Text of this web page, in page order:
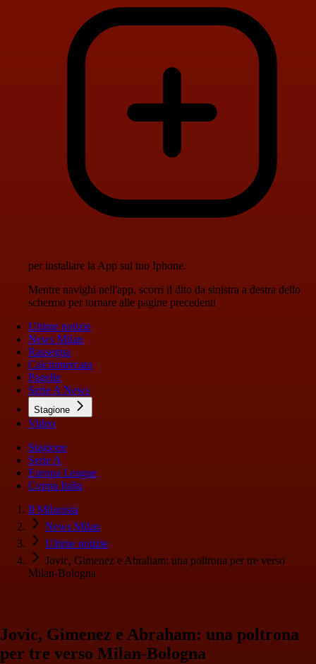
per installare la App sul tuo Iphone.
Mentre navighi nell'app, scorri il dito da sinistra a destra dello
schermo per tornare alle pagine precedenti
Ultime notizie
News Milan
Rassegna
Calciomercato
Pagelle
Serie A News
Stagione
Video
Stagione
Serie A
Europa League
Coppa Italia
Il Milanista
News Milan
Ultime notizie
Jovic, Gimenez e Abraham: una poltrona per tre verso
Milan-Bologna
Jovic, Gimenez e Abraham: una poltrona
per tre verso Milan-Bologna